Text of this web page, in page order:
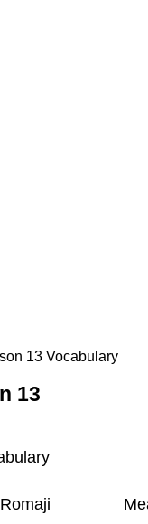
13 Vocabulary
13
Romaji